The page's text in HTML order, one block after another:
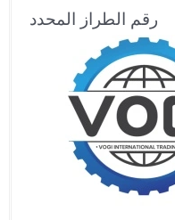
رقم الطراز المحدد